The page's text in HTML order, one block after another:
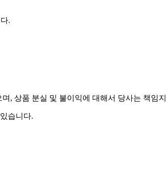
.
, 상품 분실 및 불이익에 대해서 당사는 책임
습니다.